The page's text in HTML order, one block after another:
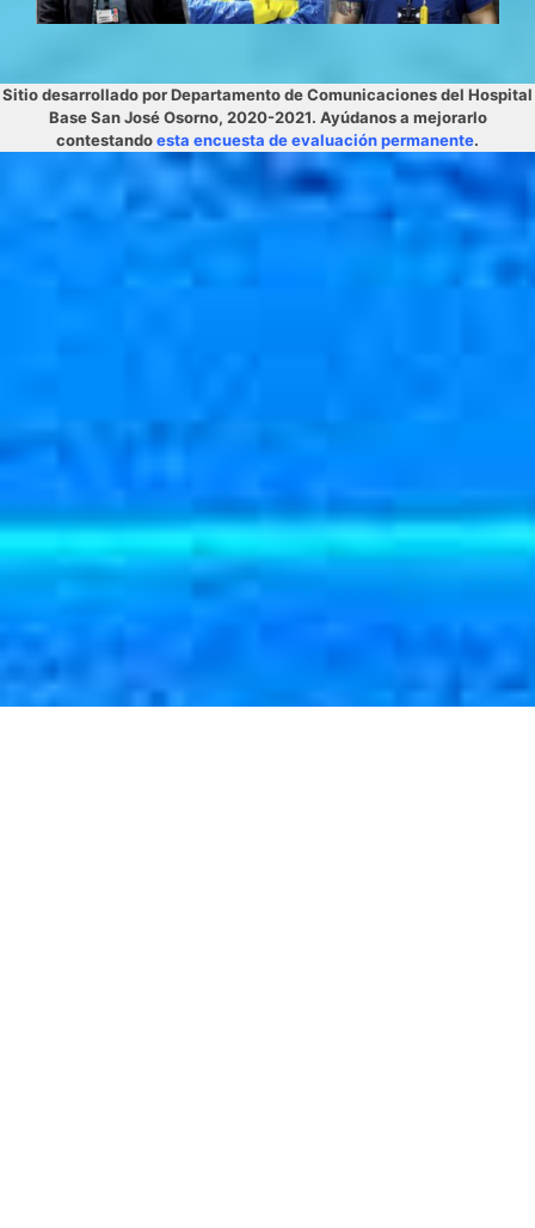
Sitio desarrollado por Departamento de Comunicaciones del Hospital
Base San José Osorno, 2020-2021. Ayúdanos a mejorarlo
contestandoesta encuesta de evaluación permanente.